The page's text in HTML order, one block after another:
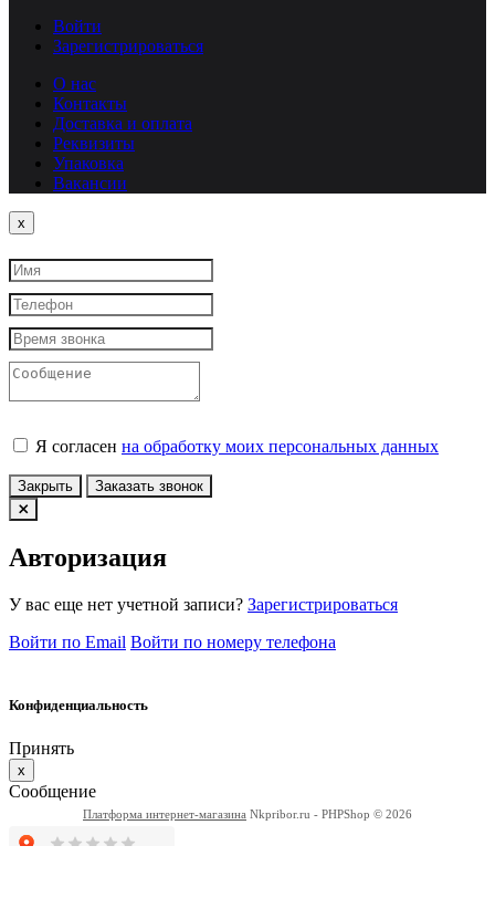
Войти
Зарегистрироваться
О нас
Контакты
Доставка и оплата
Реквизиты
Упаковка
Вакансии
x
Я согласен на обработку моих персональных данных
Закрыть Заказать звонок
Авторизация
У вас еще нет учетной записи? Зарегистрироваться
Войти по Email Войти по номеру телефона
Конфиденциальность
Принять
x
Сообщение
Платформа интернет-магазина Nkpribor.ru - PHPShop © 2026